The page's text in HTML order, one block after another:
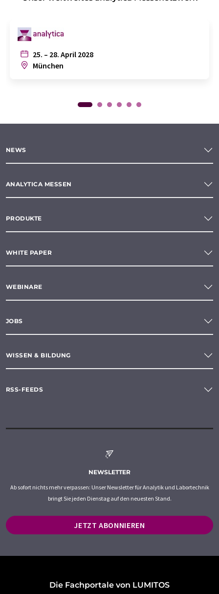
25. – 28. April 2028
München
NEWS
ANALYTICA MESSEN
PRODUKTE
WHITE PAPER
WEBINARE
JOBS
WISSEN & BILDUNG
RSS-FEEDS
NEWSLETTER
Ab sofort nichts mehr verpassen: Unser Newsletter für Analytik und Labortechnik
bringt Sie jeden Dienstag auf den neuesten Stand.
JETZT ABONNIEREN
Die Fachportale von LUMITOS